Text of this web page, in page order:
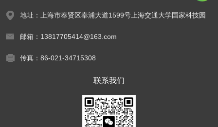
地址：上海市奉贤区奉浦大道1599号上海交通大学国家科技园
邮箱：13817705414@163.com
传真：86-021-34715308
联系我们